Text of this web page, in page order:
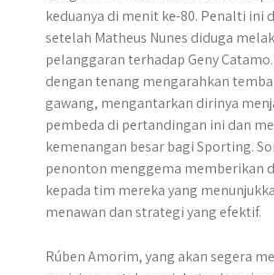
keduanya di menit ke-80. Penalti ini
setelah Matheus Nunes diduga
pelanggaran terhadap Geny
dengan tenang mengarahkan
gawang, mengantarkan dirinya
pembeda di pertandingan ini dan
kemenangan besar bagi Sporting.
penonton menggema memberikan
kepada tim mereka yang
menawan dan strategi yang efektif.
Rúben Amorim, yang akan segera